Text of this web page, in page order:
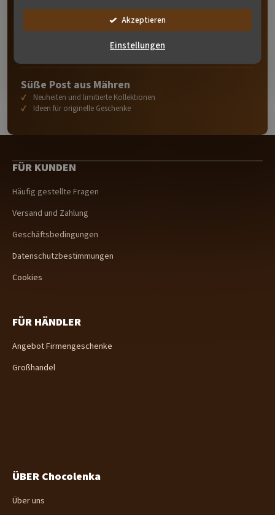
Akzeptieren
Einstellungen
Süße Post aus Mähren
Neuheiten und limitierte Kollektionen
Ideen für originelle Geschenke
FÜR KUNDEN
Häufig gestellte Fragen
Versand und Zahlung
Geschäftsbedingungen
Datenschutzbestimmungen
Cookies
FÜR HÄNDLER
Angebot Firmengeschenke
Großhandel
ÜBER Chocolenka
Über uns